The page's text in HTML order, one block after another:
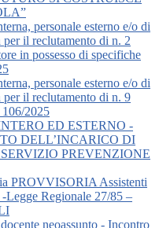
personale esterno e/o di
il reclutamento di n. 2
in possesso di specifiche
personale esterno e/o di
per il reclutamento di n. 9
2025
ED ESTERNO -
DELL’INCARICO DI
PREVENZIONE
PROVVISORIA Assistenti
Legge Regionale 27/85 –
neoassunto - Incontro